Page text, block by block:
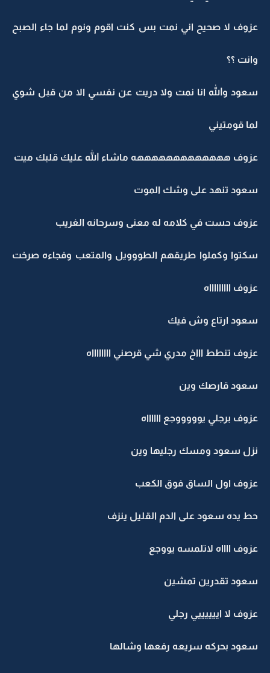
عزوف لا صحيح اني نمت بس كنت اقوم ونوم لما جاء الصبح
وانت ؟؟
سعود والله انا نمت ولا دريت عن نفسي الا من قبل شوي
لما قومتيني
عزوف هههههههههههههه ماشاء الله عليك قلبك ميت
سعود تنهد على وشك الموت
عزوف حست في كلامه له معنى وسرحانه الغريب
سكتوا وكملوا طريقهم الطووويل والمتعب وفجاءه صرخت
عزوف اااااااااه
سعود ارتاع وش فيك
عزوف تنطط اااخ مدري شي قرصني ااااااااه
سعود قارصك وين
عزوف برجلي يوووووجع ااااااه
نزل سعود ومسك رجليها وين
عزوف اول الساق فوق الكعب
حط يده سعود على الدم القليل ينزف
عزوف ااااه لاتلمسه يووجع
سعود تقدرين تمشين
عزوف لا اييييييي رجلي
سعود بحركه سريعه رفعها وشالها